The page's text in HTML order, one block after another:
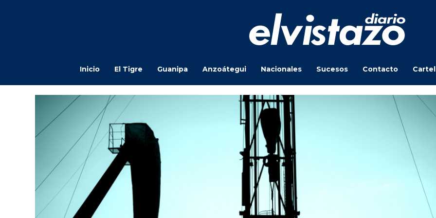
Inicio El Tigre Guanipa Anzoátegui Nacionales Sucesos Contacto